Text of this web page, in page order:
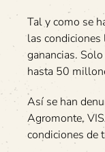
Tal y como se
las condiciones
ganancias.
hasta 50
Así se han
Agromonte,
condiciones de